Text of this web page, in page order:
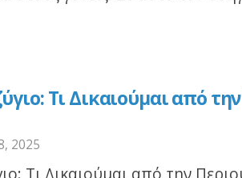
Τι Δικαιούμαι από
2025